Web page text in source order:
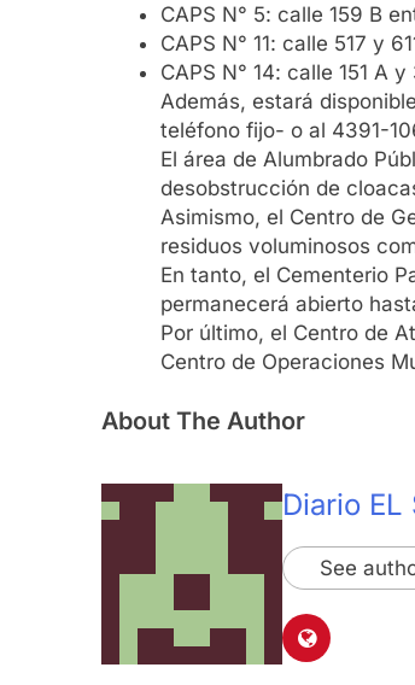
CAPS N° 5: calle 159 B
CAPS N° 11: calle 517 y
CAPS N° 14: calle 151 A
Además, estará
teléfono fijo- o al 4391-
El área de Alumbrado
desobstrucción de
Asimismo, el Centro de
residuos voluminosos
En tanto, el Cementerio
permanecerá abierto
Por último, el Centro de
Centro de Operaciones
About The Author
Diario EL
See